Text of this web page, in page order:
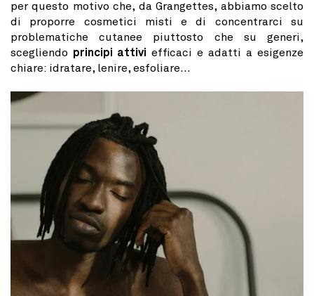
per questo motivo che, da Grangettes, abbiamo scelto
di proporre cosmetici misti e di concentrarci su
problematiche cutanee piuttosto che su generi,
scegliendo principi attivi efficaci e adatti a esigenze
chiare: idratare, lenire, esfoliare...